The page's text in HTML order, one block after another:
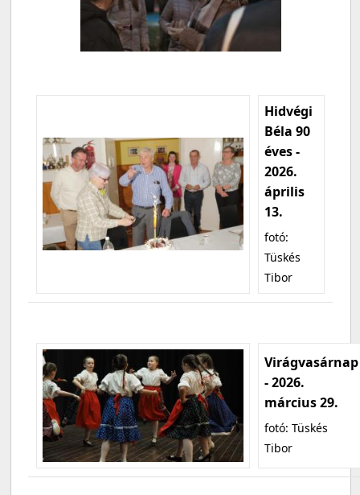
Hidvégi
Béla 90
éves -
2026.
április
13.
fotó:
Tüskés
Tibor
Virágvasárnap
- 2026.
március 29.
fotó: Tüskés
Tibor